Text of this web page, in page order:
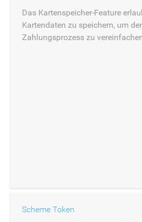
Das Kartenspeicher-Feature
Kartendaten zu speichern, um
Zahlungsprozess zu
Scheme Token